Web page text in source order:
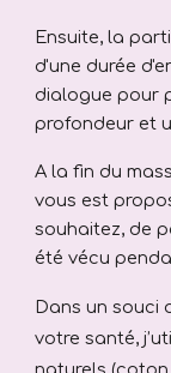
Ensuite, la
d'une durée
dialogue pour
profondeur et
A la fin du
vous est
souhaitez, de
été vécu
Dans un souci
votre santé,